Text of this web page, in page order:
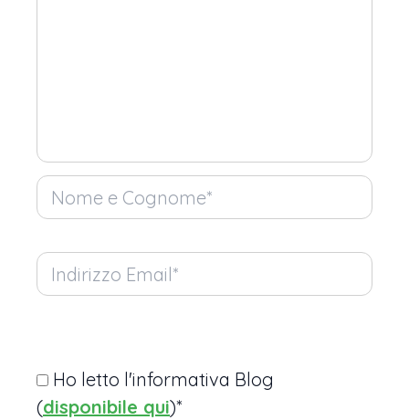
Ho letto l'informativa Blog
(disponibile qui)*